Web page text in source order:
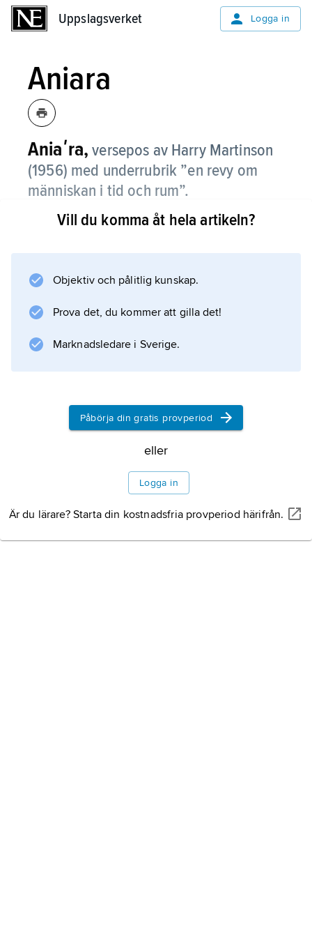
Uppslagsverket Logga in
Aniara
Aniaʹra, versepos av Harry Martinson
(1956) med underrubrik ”en revy om
människan i tid och rum”.
Aniara är ett rymdskepp, som kommit ur kurs
Det är det första science fiction-eposet och
Litteraturanvisning
Information om artikeln
Vill du komma åt hela artikeln?
Objektiv och pålitlig kunskap.
Prova det, du kommer att gilla det!
Marknadsledare i Sverige.
Påbörja din gratis provperiod
eller
Logga in
Är du lärare? Starta din kostnadsfria provperiod härifrån.